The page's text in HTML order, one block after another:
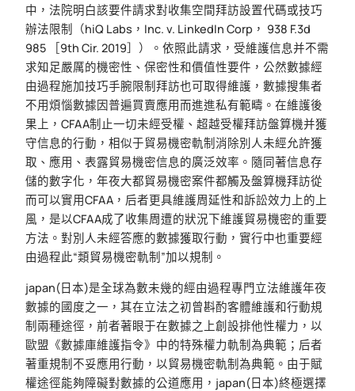
中，法院明白該要件請求對收集空間拜訪設置代碼或技巧
辦法限制（hiQ Labs，Inc. v. LinkedIn Corp， 938 F.3d
985 ［9th Cir. 2019］）。依照此請求，受維護信息并不需
求知足嚴厲的機密性、保密性和價值性要件，公然數據經
由過程施加技巧手腕限制拜訪也可取得維護，數據搜集者
不用煩惱數據因普遍買賣應用而進進私有範疇。在維護後
果上，CFAA制止一切未經受權、超越受權拜訪盤算機并獲
守信息的行動，相似于貿易機密軌制消除別人未經允許獲
取、應用、表露貿易機密信息的廣泛效率。隨同著信息存
儲的數字化，年夜大都貿易機密案件都觸及盤算機拜訪從
而可以實用CFAA，后者更具維護周延性和訴訟效力上的上
風，是以CFAA成了收集周遭的狀況下維護貿易機密的重要
方法。對別人未經答應的數據獲取行動，實行中也重要經
由過程此“類貿易機密軌制”加以規制。
japan(日本)是全球為數未幾的經由過程專門立法維護年夜
數據的國度之一，其在立法之初曾斟酌客體維護和行動規
制兩種途徑，前者著眼于在數據之上創設排他性權力，以
歐盟《數據庫維護指令》中的特殊權力軌制為典範；后者
著重規制不妥應用行動，以貿易機密軌制為典範。由于賦
權途徑能夠障礙對數據的公道應用，japan(日本)終極選擇